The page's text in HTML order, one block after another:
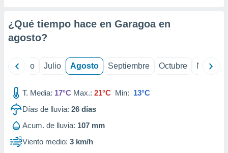
e
mediante
publicidad
publicidad
de
1199
¿Qué tiempo hace en Garagoa en
agosto?
Junio Julio Agosto Septiembre Octubre
T. Media: 17°C Max.: 21°C Min: 13°C
Días de lluvia: 26 días
Acum. de lluvia: 107 mm
Viento medio: 3 km/h